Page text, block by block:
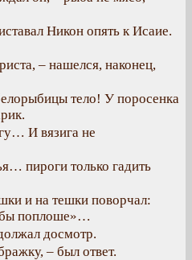
Никон опять к Исаие.
– нашелся, наконец,
тело! У поросенка
И вязига не
пироги только гадить
и на тешки поворчал:
поплоше»…
досмотр.
– был ответ.